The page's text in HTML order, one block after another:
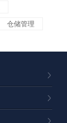
仓储管理